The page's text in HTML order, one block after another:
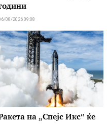
08/2026 09:08
на „Спејс Икс“ ќе